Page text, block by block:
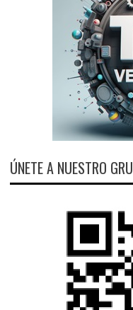
ÚNETE A NUESTRO